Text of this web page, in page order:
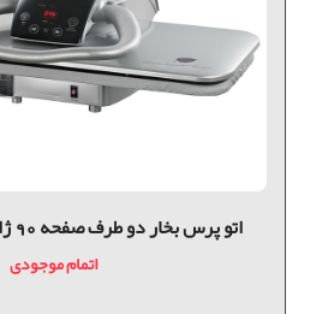
اتو پرس بخار دو طرف صفحه 90 ژانومه مدل GT400
اتمام موجودی